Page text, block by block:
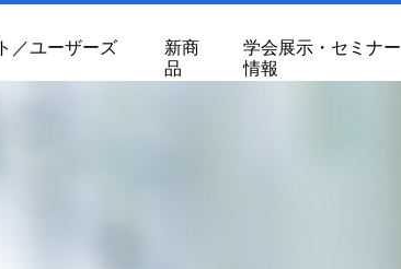
／ユーザーズ
新商
品
学会展示・セミナー
情報